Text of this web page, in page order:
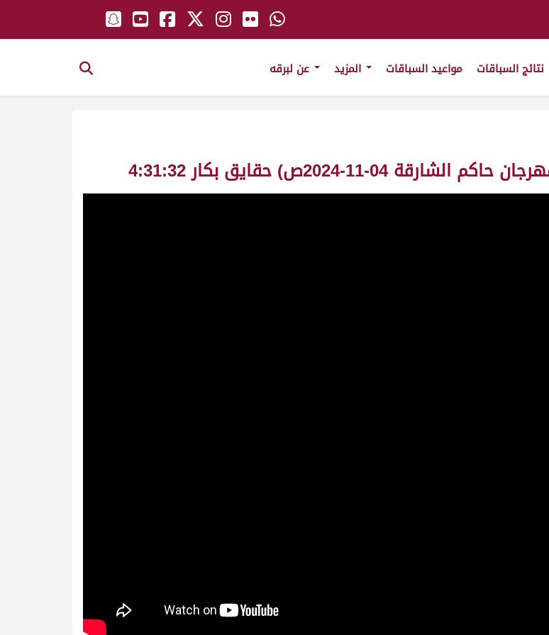
نتائج السباقات مواعيد السباقات